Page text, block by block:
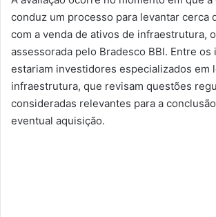
conduz um processo para levantar cerca
com a venda de ativos de infraestrutura,
assessorada pelo Bradesco BBI. Entre os
estariam investidores especializados em
infraestrutura, que revisam questões
consideradas relevantes para a
eventual aquisição.